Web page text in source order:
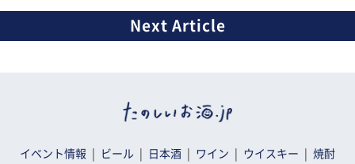
イベント情報 ビール 日本酒 ワイン ウイスキー 焼酎